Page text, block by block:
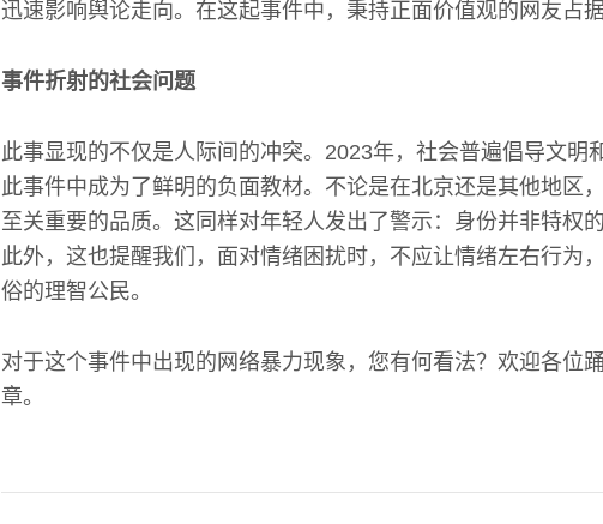
迅速影响舆论走向。在这起事件中，秉持正面价值观的网友占据
事件折射的社会问题
此事显现的不仅是人际间的冲突。2023年，社会普遍倡导文明
此事件中成为了鲜明的负面教材。不论是在北京还是其他地区
至关重要的品质。这同样对年轻人发出了警示：身份并非特权
此外，这也提醒我们，面对情绪困扰时，不应让情绪左右行为
俗的理智公民。
对于这个事件中出现的网络暴力现象，您有何看法？欢迎各位
章。